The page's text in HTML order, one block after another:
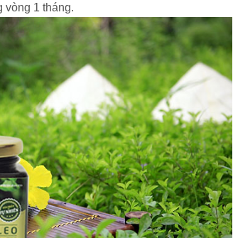
vòng 1 tháng.